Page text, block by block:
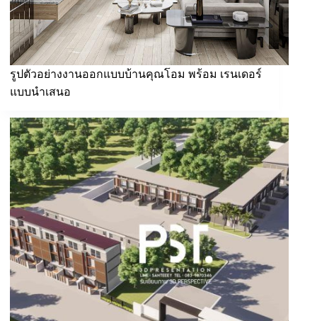
รูปตัวอย่างงานออกแบบบ้านคุณโอม พร้อม เรนเดอร์
แบบนำเสนอ